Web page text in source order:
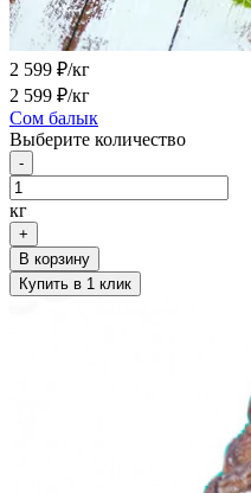
2 599 ₽/кг
2 599 ₽/кг
Сом балык
Выберите количество
-
кг
+
В корзину
Купить в 1 клик